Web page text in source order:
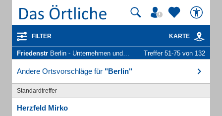
FILTER KARTE
Friedenstr Berlin - Unternehmen und Personen Treffer 51-75 von 132
Andere Ortsvorschläge für "Berlin"
Standardtreffer
Herzfeld Mirko